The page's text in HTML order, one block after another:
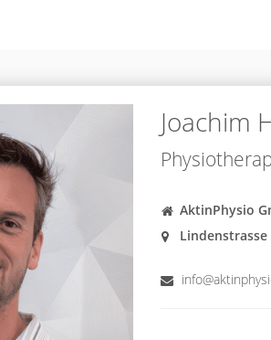
Joachim
AktinPhysio
Lindenstrasse